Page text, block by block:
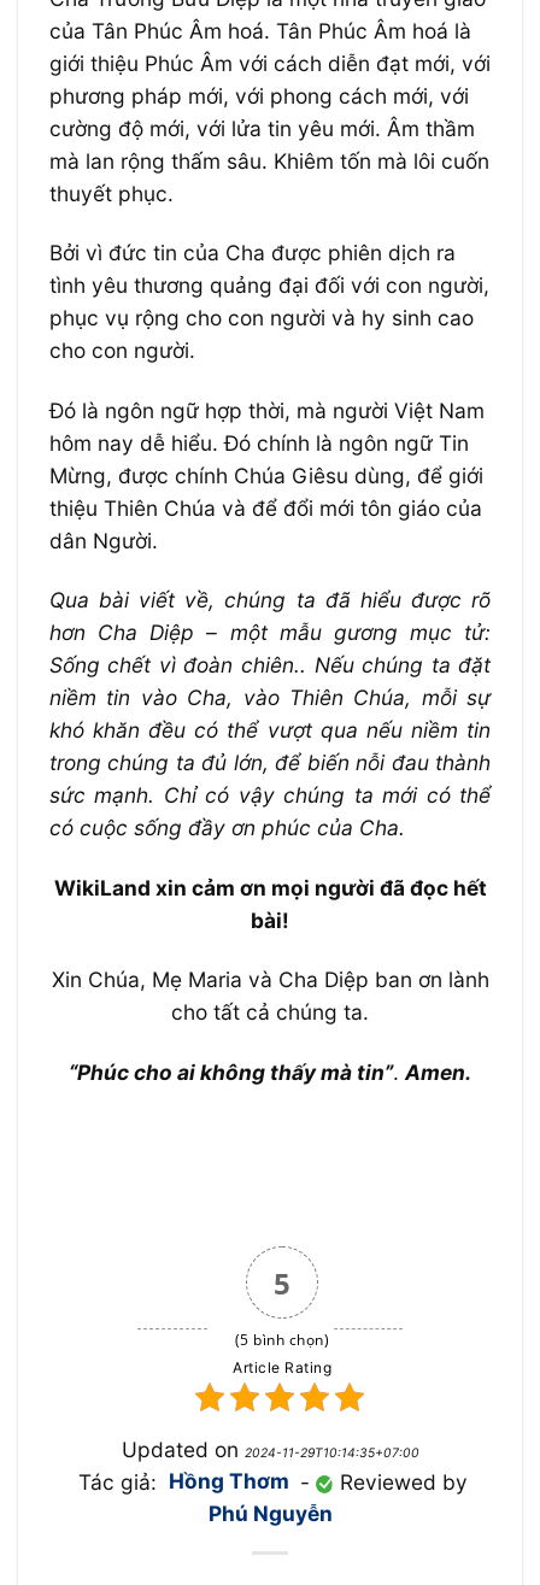
của Tân Phúc Âm hoá. Tân Phúc Âm hoá là
giới thiệu Phúc Âm với cách diễn đạt mới, với
phương pháp mới, với phong cách mới, với
cường độ mới, với lửa tin yêu mới. Âm thầm
mà lan rộng thấm sâu. Khiêm tốn mà lôi cuốn
thuyết phục.
Bởi vì đức tin của Cha được phiên dịch ra
tình yêu thương quảng đại đối với con người,
phục vụ rộng cho con người và hy sinh cao
cho con người.
Đó là ngôn ngữ hợp thời, mà người Việt Nam
hôm nay dễ hiểu. Đó chính là ngôn ngữ Tin
Mừng, được chính Chúa Giêsu dùng, để giới
thiệu Thiên Chúa và để đổi mới tôn giáo của
dân Người.
Qua bài viết về, chúng ta đã hiểu được rõ
hơn Cha Diệp – một mẫu gương mục tử:
Sống chết vì đoàn chiên.. Nếu chúng ta đặt
niềm tin vào Cha, vào Thiên Chúa, mỗi sự
khó khăn đều có thể vượt qua nếu niềm tin
trong chúng ta đủ lớn, để biến nỗi đau thành
sức mạnh. Chỉ có vậy chúng ta mới có thể
có cuộc sống đầy ơn phúc của Cha.
WikiLand xin cảm ơn mọi người đã đọc hết
bài!
Xin Chúa, Mẹ Maria và Cha Diệp ban ơn lành
cho tất cả chúng ta.
“Phúc cho ai không thấy mà tin”. Amen.
5
(5 bình chọn)
Article Rating
Updated on 2024-11-29T10:14:35+07:00
Tác giả: Hồng Thơm -
Reviewed by
Phú Nguyễn